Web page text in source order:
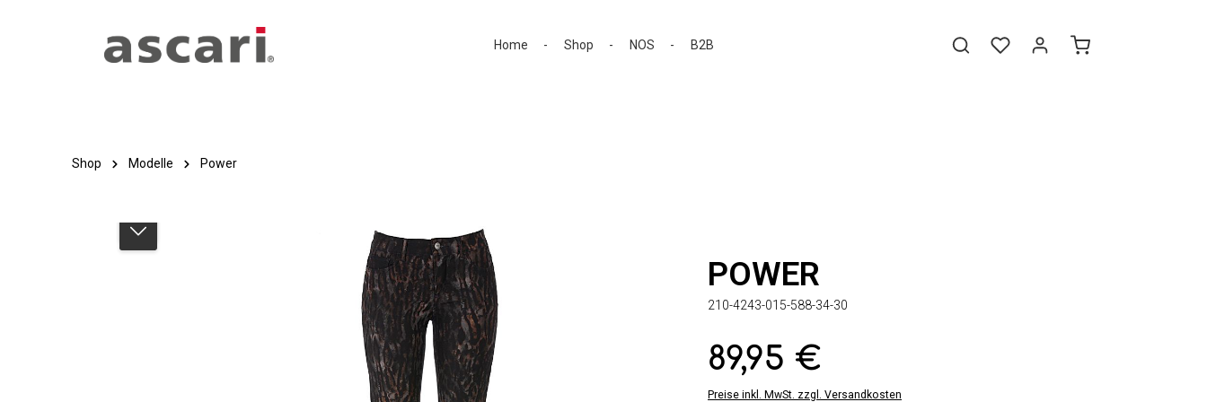
Home
Shop NOS B2B
Shop Modelle Power
POWER
210-4243-015-588-34-30
Regulärer Preis:
89,95 €
Preise inkl. MwSt. zzgl. Versandkosten